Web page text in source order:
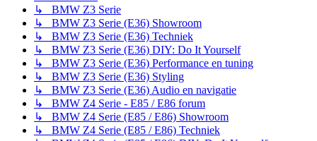
↳ BMW Z3 Serie
↳ BMW Z3 Serie (E36) Showroom
↳ BMW Z3 Serie (E36) Techniek
↳ BMW Z3 Serie (E36) DIY: Do It Yourself
↳ BMW Z3 Serie (E36) Performance en tuning
↳ BMW Z3 Serie (E36) Styling
↳ BMW Z3 Serie (E36) Audio en navigatie
↳ BMW Z4 Serie - E85 / E86 forum
↳ BMW Z4 Serie (E85 / E86) Showroom
↳ BMW Z4 Serie (E85 / E86) Techniek